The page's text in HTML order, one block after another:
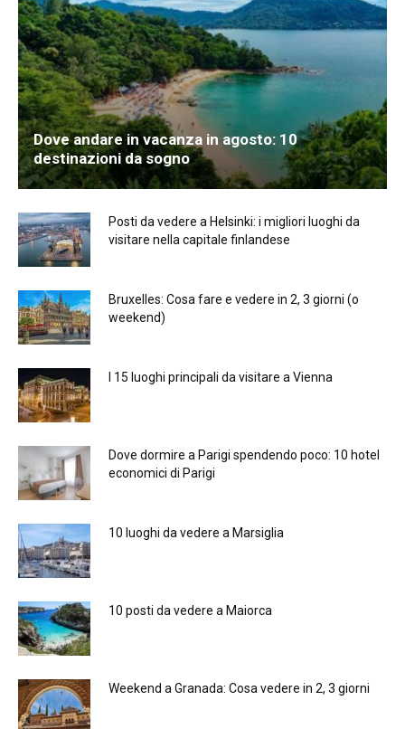
Dove andare in vacanza in agosto: 10
destinazioni da sogno
Posti da vedere a Helsinki: i migliori luoghi da
visitare nella capitale finlandese
Bruxelles: Cosa fare e vedere in 2, 3 giorni (o
weekend)
I 15 luoghi principali da visitare a Vienna
Dove dormire a Parigi spendendo poco: 10 hotel
economici di Parigi
10 luoghi da vedere a Marsiglia
10 posti da vedere a Maiorca
Weekend a Granada: Cosa vedere in 2, 3 giorni